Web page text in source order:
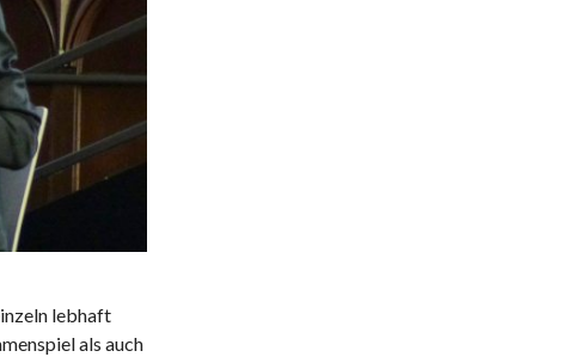
lebhaft
als auch